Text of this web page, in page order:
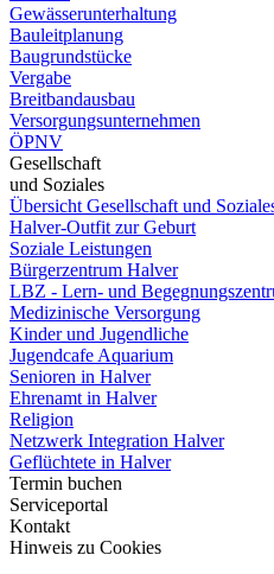
Gewässerunterhaltung
Bauleitplanung
Baugrundstücke
Vergabe
Breitbandausbau
Versorgungsunternehmen
ÖPNV
Gesellschaft
und Soziales
Übersicht Gesellschaft und
Halver-Outfit zur Geburt
Soziale Leistungen
Bürgerzentrum Halver
LBZ - Lern- und
Medizinische Versorgung
Kinder und Jugendliche
Jugendcafe Aquarium
Senioren in Halver
Ehrenamt in Halver
Religion
Netzwerk Integration Halver
Geflüchtete in Halver
Termin buchen
Serviceportal
Kontakt
Hinweis zu Cookies